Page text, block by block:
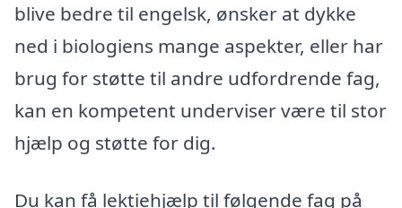
blive bedre til engelsk, ønsker at dykke
ned i biologiens mange aspekter, eller har
brug for støtte til andre udfordrende fag,
kan en kompetent underviser være til stor
hjælp og støtte for dig.
Du kan få lektiehjælp til følgende fag på